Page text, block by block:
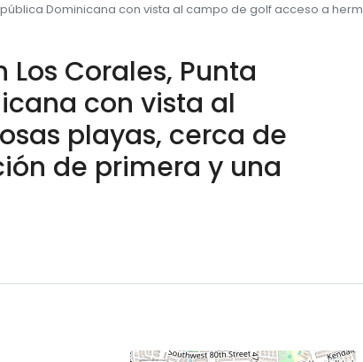
Dominicana con vista al campo de golf acceso a
Corales, Punta
con vista al
playas, cerca de
de primera y una